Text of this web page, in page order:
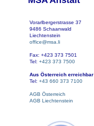
Vorarlbergerstrasse 37
9486 Schaanwald
Liechtenstein
office@msa.li
Fax: +423 373 7501
Tel: +423 373 7500
Aus Österreich erreichbar
Tel: +43 660 373 7100
AGB Österreich
AGB Liechtenstein